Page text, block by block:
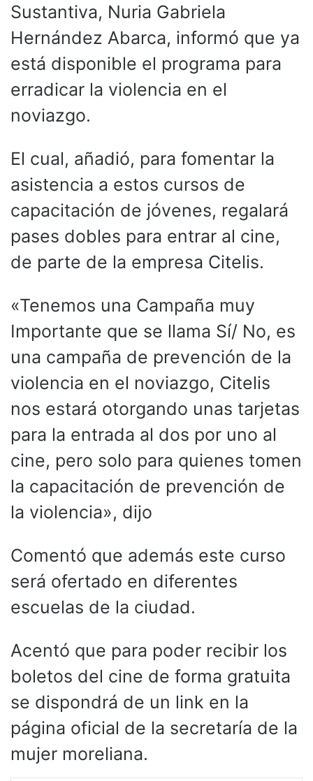
Sustantiva, Nuria Gabriela
Hernández Abarca, informó que ya
está disponible el programa para
erradicar la violencia en el
noviazgo.
El cual, añadió, para fomentar la
asistencia a estos cursos de
capacitación de jóvenes, regalará
pases dobles para entrar al cine,
de parte de la empresa Citelis.
«Tenemos una Campaña muy
Importante que se llama Sí/ No, es
una campaña de prevención de la
violencia en el noviazgo, Citelis
nos estará otorgando unas tarjetas
para la entrada al dos por uno al
cine, pero solo para quienes tomen
la capacitación de prevención de
la violencia», dijo
Comentó que además este curso
será ofertado en diferentes
escuelas de la ciudad.
Acentó que para poder recibir los
boletos del cine de forma gratuita
se dispondrá de un link en la
página oficial de la secretaría de la
mujer moreliana.